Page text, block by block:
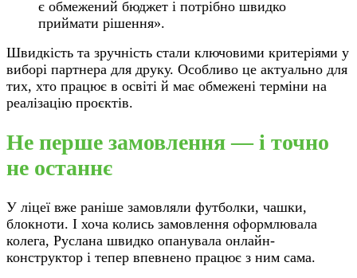
є обмежений бюджет і потрібно швидко
приймати рішення».
Швидкість та зручність стали ключовими критеріями у
виборі партнера для друку. Особливо це актуально для
тих, хто працює в освіті й має обмежені терміни на
реалізацію проєктів.
Не перше замовлення — і точно
не останнє
У ліцеї вже раніше замовляли футболки, чашки,
блокноти. І хоча колись замовлення оформлювала
колега, Руслана швидко опанувала онлайн-
конструктор і тепер впевнено працює з ним сама.